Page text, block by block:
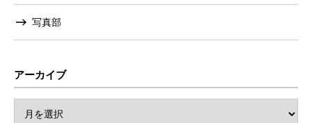
写真部
アーカイブ